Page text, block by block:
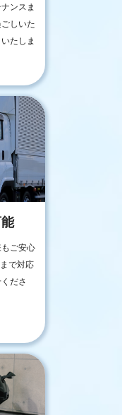
ンスま
しいた
たしま
ご安心
で対応
ださ